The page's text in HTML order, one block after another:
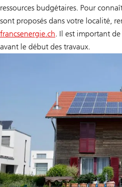
ressources budgétaires. Pour
sont proposés dans votre localité,
francsenergie.ch. Il est important
avant le début des travaux.